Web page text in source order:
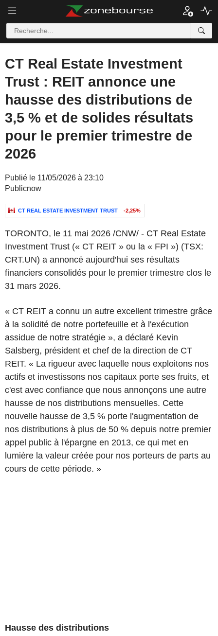
CT Real Estate Investment
Trust : REIT annonce une
hausse des distributions de
3,5 % et de solides résultats
pour le premier trimestre de
2026
Publié le 11/05/2026 à 23:10
Publicnow
CT REAL ESTATE INVESTMENT TRUST -2,25%
TORONTO, le 11 mai 2026 /CNW/ - CT Real Estate
Investment Trust (« CT REIT » ou la « FPI ») (TSX:
CRT.UN) a annoncé aujourd'hui ses résultats
financiers consolidés pour le premier trimestre clos le
31 mars 2026.
« CT REIT a connu un autre excellent trimestre grâce
à la solidité de notre portefeuille et à l'exécution
assidue de notre stratégie », a déclaré Kevin
Salsberg, président et chef de la direction de CT
REIT. « La rigueur avec laquelle nous exploitons nos
actifs et investissons nos capitaux porte ses fruits, et
c'est avec confiance que nous annonçons une autre
hausse de nos distributions mensuelles. Cette
nouvelle hausse de 3,5 % porte l'augmentation de
nos distributions à plus de 50 % depuis notre premier
appel public à l'épargne en 2013, ce qui met en
lumière la valeur créée pour nos porteurs de parts au
cours de cette période. »
Hausse des distributions